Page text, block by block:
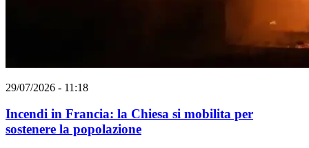
29/07/2026 - 11:18
Incendi in Francia: la Chiesa si mobilita per
sostenere la popolazione